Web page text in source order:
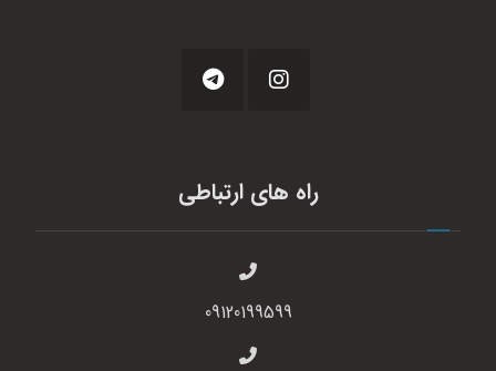
راه های ارتباطی
09120199599